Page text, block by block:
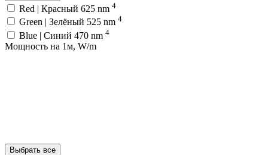
Red | Красный 625 nm 4
Green | Зелёный 525 nm 4
Blue | Синий 470 nm 4
Мощность на 1м, W/m
Выбрать все